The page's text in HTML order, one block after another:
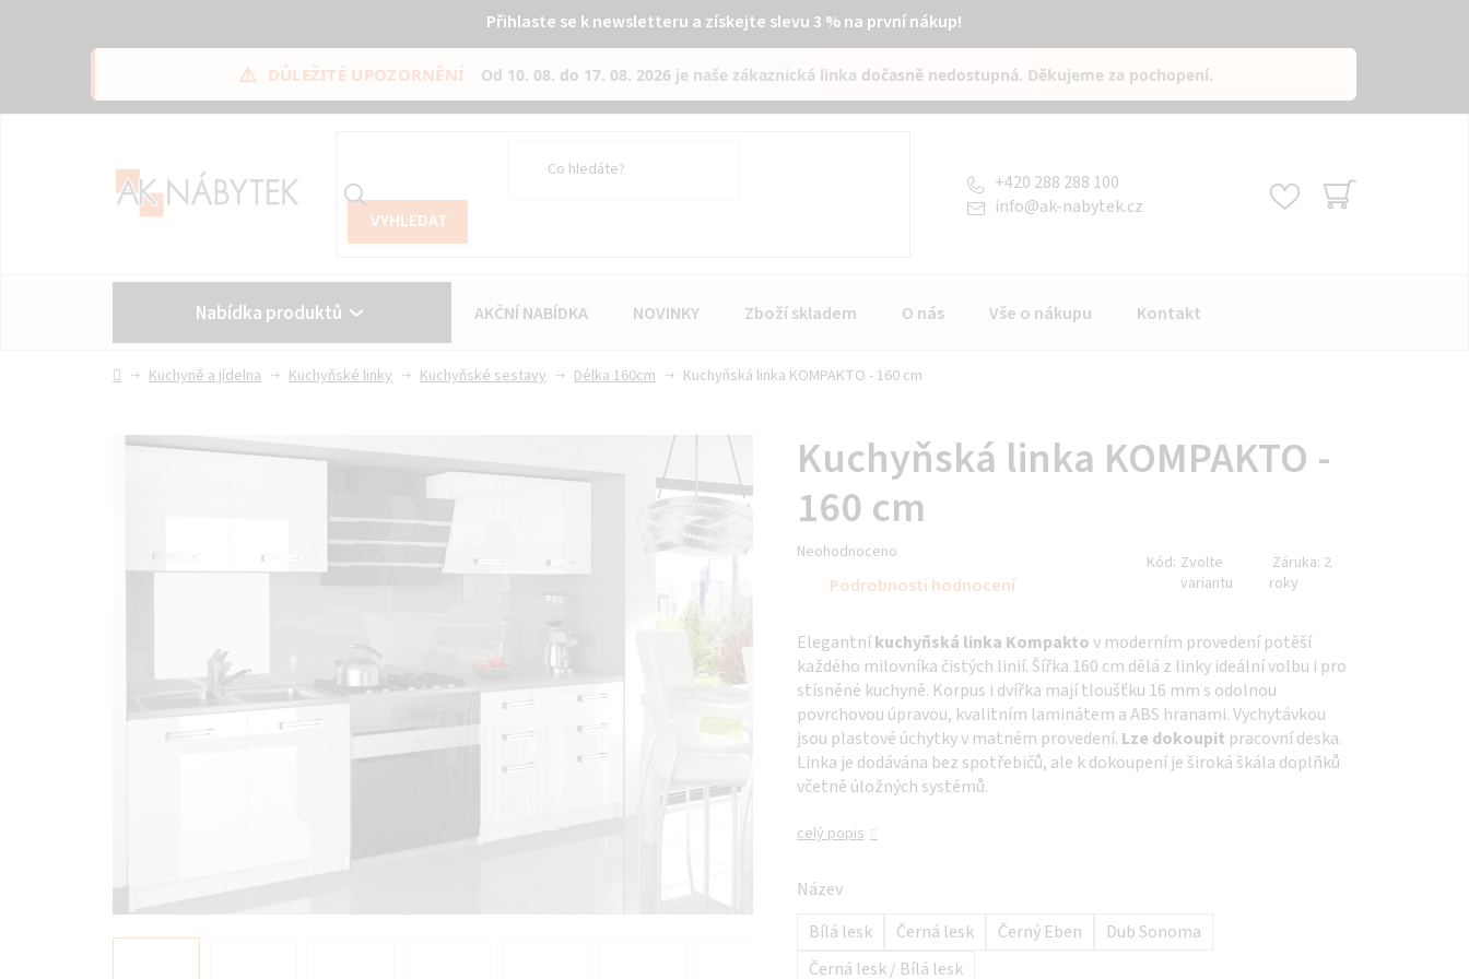
Přihlaste se k newsletteru a získejte slevu 3 % na první nákup!
⚠️ DŮLEŽITÉ UPOZORNĚNÍ Od 10. 08. do 17. 08. 2026 je naše zákaznická linka dočasně nedostupná. Děkujeme za pochopení.
info@ak-nabytek.cz
+420 288 288 100
Nabídka produktů AKČNÍ NABÍDKA NOVINKY Zboží skladem O nás Vše o nákupu Kontakt
Vše o nákupu Kontakt
DomůKuchyně a jídelna Kuchyňské linky Kuchyňské sestavy Délka 160cm Kuchyňská linka KOMPAKTO - 160 cm
Kuchyňská linka KOMPAKTO -
160 cm
Průměrné
hodnocení
produktu
0,0
z 5
hvězdiček.
Neohodnoceno
Podrobnosti hodnocení
Kód: Zvolte
variantu
Záruka: 2
roky
Elegantníkuchyňská linka Kompaktov moderním provedení potěší
každého milovníka čistých linií. Šířka 160 cm dělá z linky ideální volbu i pro
stísněné kuchyně. Korpus i dvířka mají tloušťku 16 mm s odolnou
povrchovou úpravou, kvalitním laminátem a ABS hranami. Vychytávkou
jsou plastové úchytky v matném provedení. Lze dokoupit pracovní deska.
Linka je dodávána bez spotřebičů, ale k dokoupení je široká škála doplňků
včetně úložných systémů.
celý popis
Název
Bílá lesk
Černá lesk Černý Eben
Dub Sonoma
Černá lesk / Bílá lesk